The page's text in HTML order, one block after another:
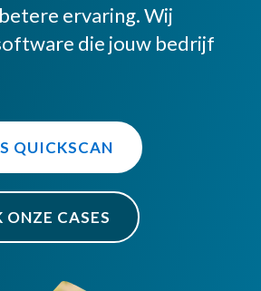
ervaring. Wij
die jouw bedrijf
QUICKSCAN
ONZE CASES